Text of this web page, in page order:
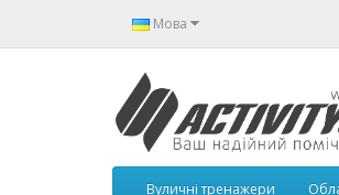
Мова
Вуличні тренажери